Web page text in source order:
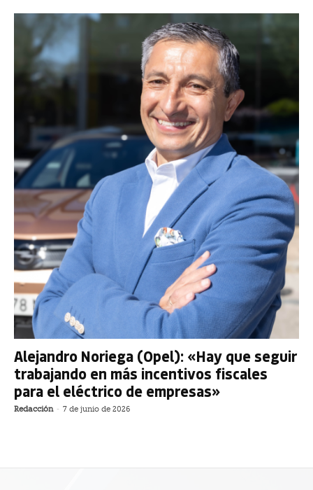
Alejandro Noriega (Opel): «Hay que seguir
trabajando en más incentivos fiscales
para el eléctrico de empresas»
Redacción - 7 de junio de 2026